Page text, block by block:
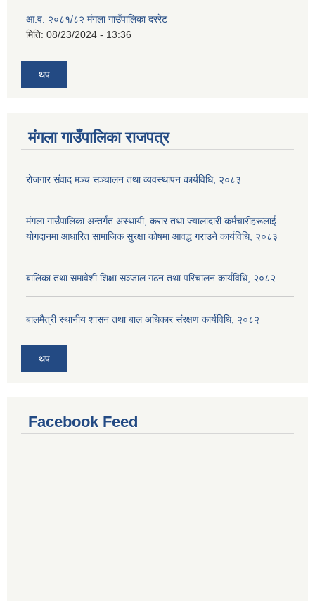
आ.व. २०८१/८२ मंगला गाउँपालिका दररेट
मिति: 08/23/2024 - 13:36
थप
मंगला गाउँपालिका राजपत्र
रोजगार संवाद मञ्च सञ्चालन तथा व्यवस्थापन कार्यविधि, २०८३
मंगला गाउँपालिका अन्तर्गत अस्थायी, करार तथा ज्यालादारी कर्मचारीहरूलाई
योगदानमा आधारित सामाजिक सुरक्षा कोषमा आवद्ध गराउने कार्यविधि, २०८३
बालिका तथा समावेशी शिक्षा सञ्जाल गठन तथा परिचालन कार्यविधि, २०८२
बालमैत्री स्थानीय शासन तथा बाल अधिकार संरक्षण कार्यविधि, २०८२
थप
Facebook Feed